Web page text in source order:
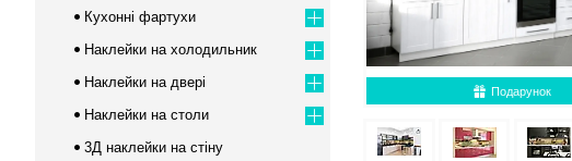
Подарунок
Кухонні фартухи
Наклейки на холодильник
Наклейки на двері
Наклейки на столи
3Д наклейки на стіну